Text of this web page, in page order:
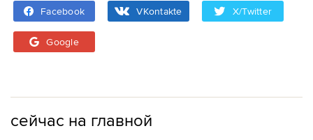
Facebook VKontakte X/Twitter
Google
сейчас на главной